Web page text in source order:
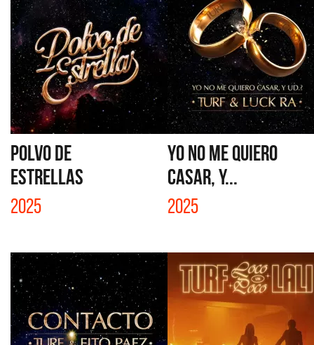
POLVO DE
ESTRELLAS
2025
YO NO ME QUIERO
CASAR, Y...
2025